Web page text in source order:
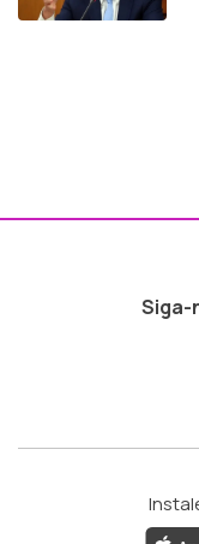
Siga-